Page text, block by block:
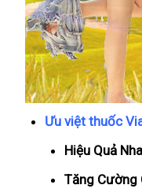
Ưu việt thuốc
Hiệu Quả
Tăng Cường